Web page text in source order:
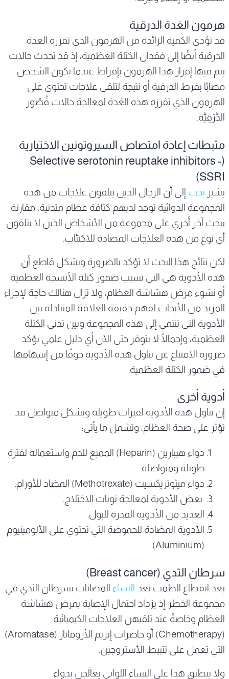
هرمون الغدة الدرقية
قد تؤدي الكمية الزائدة من الهرمون الذي تفرزه الغدة
الدرقية أيضًا إلى فقدان الكتلة العظمية، إذ قد تحدث حالات
يتم فيها إفراز هذا الهرمون بإفراط عندما يكون الشخص
مصابًا بفرط الدرقية أو نتيجة لتلقي علاجات تحتوي على
الهرمون الذي تفرزه هذه الغدة لمعالجة حالات قُصُور
الدَّرَقِيَّة.
مثبطات إعادة امتصاص السيروتونين الاختيارية
(Selective serotonin reuptake inhibitors -
SSRI)
يشير بحث إلى أن الرجال الذين يتلقون علاجات من هذه
المجموعة الدوائية توجد لديهم كثافة عظام متدنية، مقارنة
ببحث آخر أجري على مجموعة من الأشخاص الذين لا يتلقون
أي نوع من هذه العلاجات المضادة للاكتئاب.
لكن نتائج هذا البحث لا تؤكد بالضرورة وبشكل قاطع أن
هذه الأدوية هي التي تسبب ضمور كتلة الأنسجة العظمية
أو نشوء مرض هشاشة العظام، ولا تزال هنالك حاجة لإجراء
المزيد من الأبحاث لفهم حقيقة العلاقة المتبادلة بين
الأدوية التي تنتمي إلى هذه المجموعة وبين تدني الكتلة
العظمية، وإجمالًا لا يتوفر حتى الآن أي دليل علمي يؤكد
ضرورة الامتناع عن تناول هذه الأدوية خوفًا من إسهامها
في ضمور الكتلة العظمية.
أدوية أخرى
إن تناول هذه الأدوية لفترات طويلة وبشكل متواصل قد
تؤثر على صحة العظام، وتشمل ما يأتي:
دواء هيبارين (Heparin) المميع للدم واستعماله لفترة
طويلة ومتواصلة.
دواء ميثوتريكسيت (Methotrexate) المضاد للأورام.
بعض الأدوية لمعالجة نوبات الاختلاج.
العديد من الأدوية المدرة للبول.
الأدوية المضادة للحموضة التي تحتوي على الألومينيوم
(Aluminium).
سرطان الثدي (Breast cancer)
بعد انقطاع الطمث تعد النساء المصابات بسرطان الثدي في
مجموعة الخطر إذ يزداد احتمال الإصابة بمرض هشاشة
العظام وخاصةً عند تلقيهن العلاجات الكيميائية
(Chemotherapy) أو حاصرات إنزيم الأروماتاز (Aromatase)
التي تعمل على تثبيط الأستروجين.
ولا ينطبق هذا على النساء اللواتي يعالَجن بدواء